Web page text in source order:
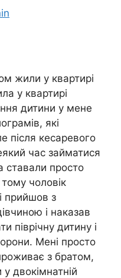
жили у квартирі
у квартирі
дитини у мене
які
після кесаревого
час займатися
ставали просто
чоловік
прийшов з
і наказав
піврічну дитину і
Мені просто
з братом,
двокімнатній